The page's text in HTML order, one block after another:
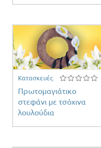
Κατασκευές
Πρωτομαγιάτικο
στεφάνι με τσόχινα
λουλούδια